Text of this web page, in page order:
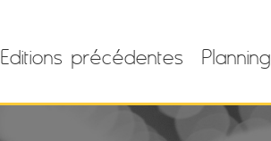
Editions précédentes Planning